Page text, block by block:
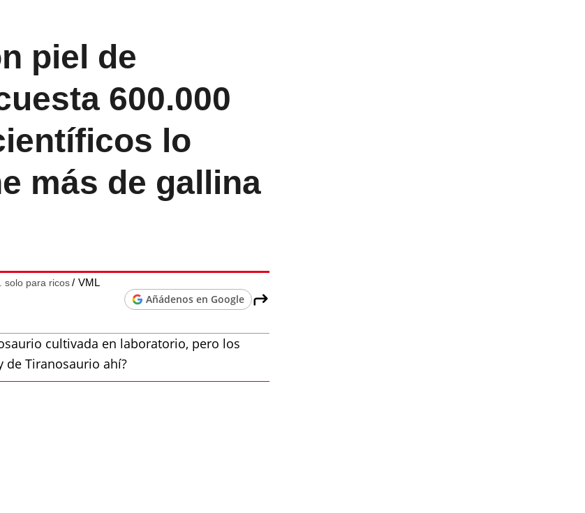
piel de
600.000
lo
más de gallina
solo para ricos VML
Añádenos en Google
cultivada en laboratorio, pero los
de Tiranosaurio ahí?